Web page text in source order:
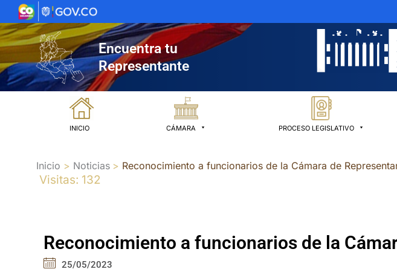
al
contenido
Encuentra tu
Representante
INICIO CÁMARA PROCESO LEGISLATIVO
Inicio Noticias Reconocimiento a funcionarios de la Cámara de
Visitas: 132
Reconocimiento a funcionarios de la
25/05/2023